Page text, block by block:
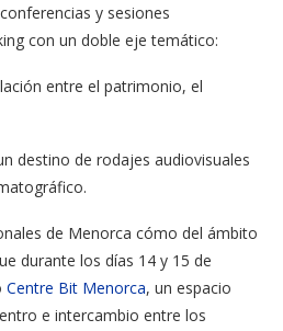
y sesiones
con un doble eje temático:
entre el patrimonio, el
destino de rodajes audiovisuales
de Menorca cómo del ámbito
durante los días 14 y 15 de
Centre Bit Menorca, un espacio
e intercambio entre los